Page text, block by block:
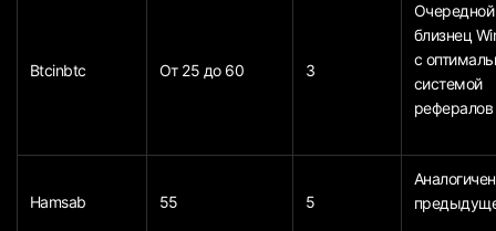
Btcinbtc От 25 до 60 3
Очередной
близнец
с
системой
рефералов
Hamsab 55 5
Аналогичен